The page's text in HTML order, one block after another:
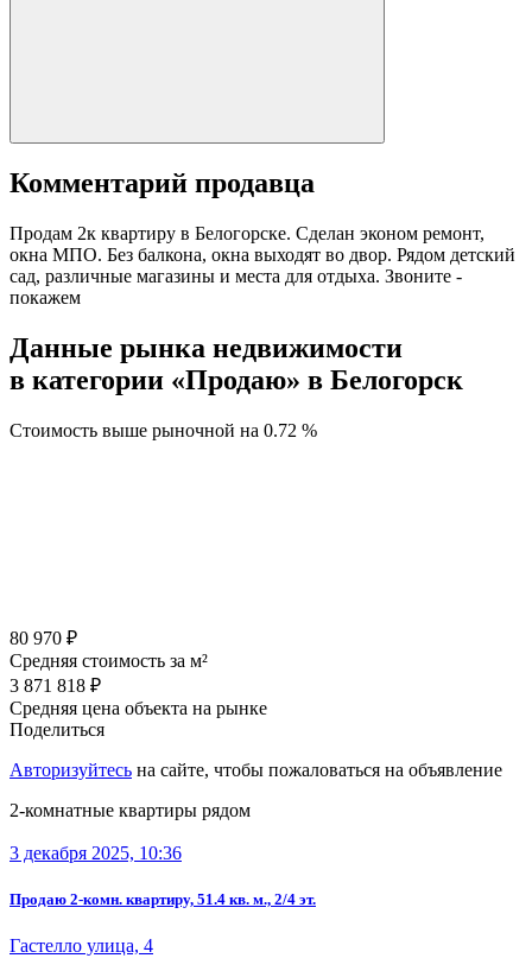
Комментарий продавца
Продам 2к квартиру в Белогорске. Сделан эконом ремонт,
окна МПО. Без балкона, окна выходят во двор. Рядом детский
сад, различные магазины и места для отдыха. Звоните -
покажем
Данные рынка недвижимости
в категории «Продаю» в Белогорск
Стоимость выше рыночной на 0.72 %
80 970 ₽
Средняя стоимость за м²
3 871 818 ₽
Средняя цена объекта на рынке
Поделиться
Авторизуйтесь на сайте, чтобы пожаловаться на объявление
2-комнатные квартиры рядом
3 декабря 2025, 10:36
Продаю 2-комн. квартиру, 51.4 кв. м., 2/4 эт.
Гастелло улица, 4